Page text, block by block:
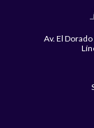
Av. El